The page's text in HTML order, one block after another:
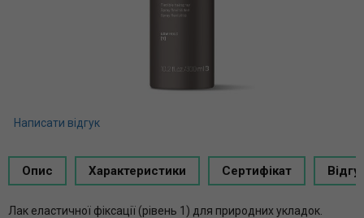
Опис Характеристики Сертифікат
Лак еластичної фіксації (рівень 1) для природних укладок.
Написати відгук